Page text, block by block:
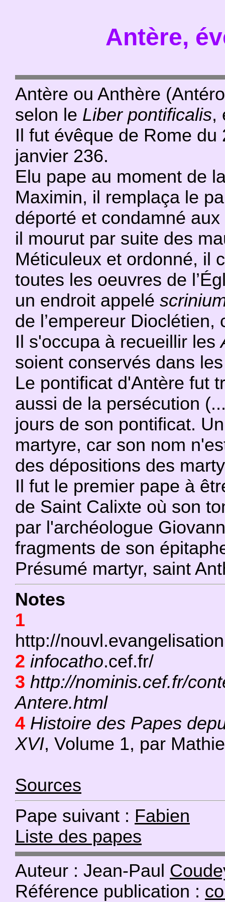
Antère,
Antère ou Anthère
selon le Liber pontificalis,
Il fut évêque de Rome
janvier 236.
Elu pape au moment de
Maximin, il remplaça le
déporté et condamné
il mourut par suite des
Méticuleux et ordonné, il
toutes les oeuvres de
un endroit appelé
de l’empereur
Il s'occupa à recueillir les
soient conservés dans
Le pontificat d'Antère fut
aussi de la persécution
jours de son pontificat.
martyre, car son nom
des dépositions des
Il fut le premier pape à
de Saint Calixte où son
par l'archéologue
fragments de son
Présumé martyr, saint
Notes
1
http://
2 infocatho.cef.fr/
3 http://nominis.cef.fr/
Antere.html
4 Histoire des Papes
XVI, Volume 1, par
Sources
Pape suivant : Fabien
Liste des papes
Auteur : Jean-Paul
Référence publication :